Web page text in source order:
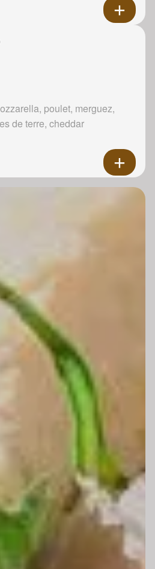
poulet, merguez,
de terre, cheddar